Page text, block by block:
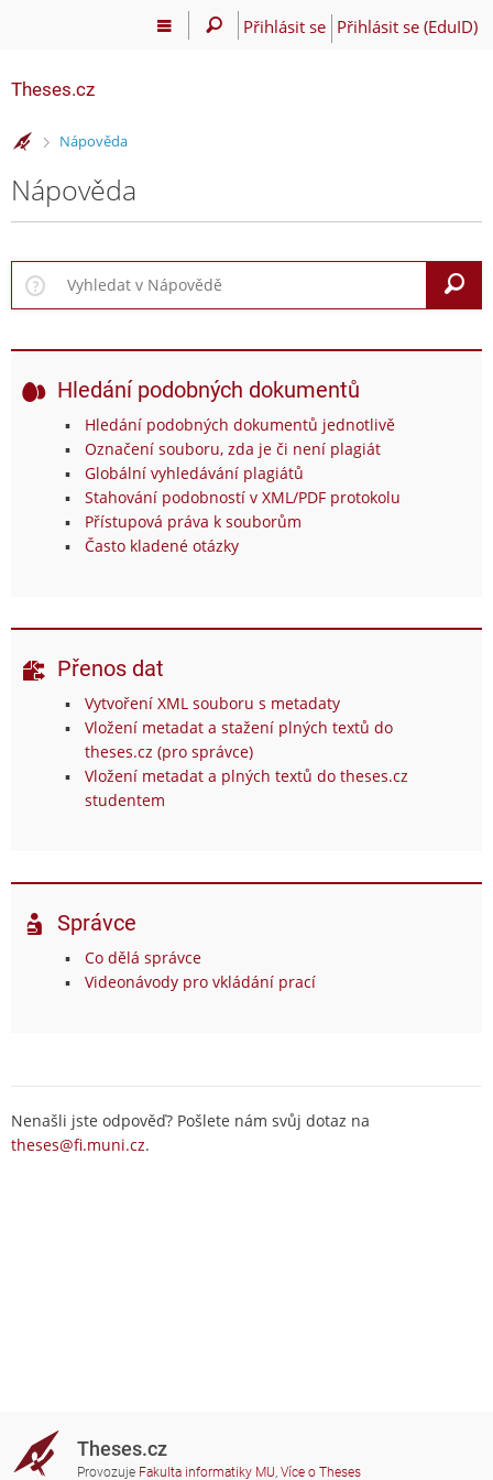
Přihlásit se Přihlásit se (EduID)
Theses.cz
>Nápověda
Nápověda
Hledání podobných dokumentů
Hledání podobných dokumentů jednotlivě
Označení souboru, zda je či není plagiát
Globální vyhledávání plagiátů
Stahování podobností v XML/PDF protokolu
Přístupová práva k souborům
Často kladené otázky
Přenos dat
Vytvoření XML souboru s metadaty
Vložení metadat a stažení plných textů do
theses.cz (pro správce)
Vložení metadat a plných textů do theses.cz
studentem
Správce
Co dělá správce
Videonávody pro vkládání prací
Nenašli jste odpověď? Pošlete nám svůj dotaz na
theses@fi.muni.cz.
Theses.cz
Provozuje Fakulta informatiky MU, Více o Theses